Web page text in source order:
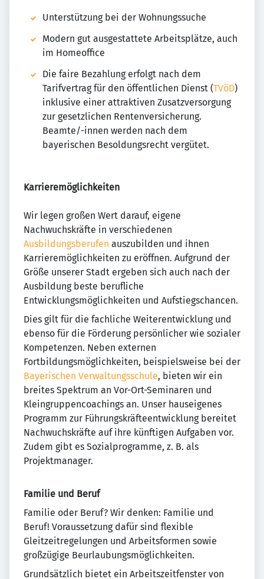
Unterstützung bei der Wohnungssuche
Modern gut ausgestattete Arbeitsplätze, auch
im Homeoffice
Die faire Bezahlung erfolgt nach dem
Tarifvertrag für den öffentlichen Dienst (TVöD)
inklusive einer attraktiven Zusatzversorgung
zur gesetzlichen Rentenversicherung.
Beamte/-innen werden nach dem
bayerischen Besoldungsrecht vergütet.
Karrieremöglichkeiten
Wir legen großen Wert darauf, eigene
Nachwuchskräfte in verschiedenen
Ausbildungsberufen auszubilden und ihnen
Karrieremöglichkeiten zu eröffnen. Aufgrund der
Größe unserer Stadt ergeben sich auch nach der
Ausbildung beste berufliche
Entwicklungsmöglichkeiten und Aufstiegschancen.
Dies gilt für die fachliche Weiterentwicklung und
ebenso für die Förderung persönlicher wie sozialer
Kompetenzen. Neben externen
Fortbildungsmöglichkeiten, beispielsweise bei der
Bayerischen Verwaltungsschule, bieten wir ein
breites Spektrum an Vor-Ort-Seminaren und
Kleingruppencoachings an. Unser hauseigenes
Programm zur Führungskräfteentwicklung bereitet
Nachwuchskräfte auf ihre künftigen Aufgaben vor.
Zudem gibt es Sozialprogramme, z. B. als
Projektmanager.
Familie und Beruf
Familie oder Beruf? Wir denken: Familie und
Beruf! Voraussetzung dafür sind flexible
Gleitzeitregelungen und Arbeitsformen sowie
großzügige Beurlaubungsmöglichkeiten.
Grundsätzlich bietet ein Arbeitszeitfenster von